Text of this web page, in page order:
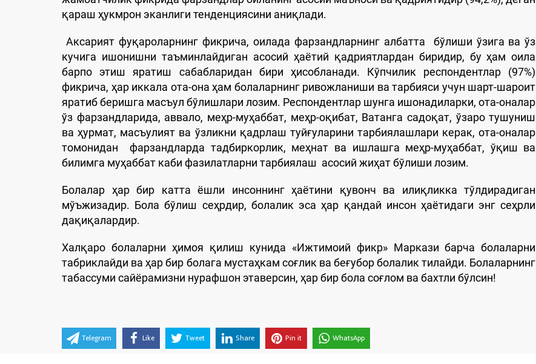
қараш ҳукмрон эканлиги тенденциясини аниқлади.
Аксарият фуқароларнинг фикрича, оилада фарзандларнинг албатта бўлиши ўзига ва ўз
кучига ишонишни таъминлайдиган асосий ҳаётий қадриятлардан биридир, бу ҳам оила
барпо этиш яратиш сабабларидан бири ҳисобланади. Кўпчилик респондентлар (97%)
фикрича, ҳар иккала ота-она ҳам болаларнинг ривожланиши ва тарбияси учун шарт-шароит
яратиб беришга масъул бўлишлари лозим. Респондентлар шунга ишонадиларки, ота-оналар
ўз фарзандларида, аввало, меҳр-муҳаббат, меҳр-оқибат, Ватанга садоқат, ўзаро тушуниш
ва ҳурмат, масъулият ва ўзликни қадрлаш туйғуларини тарбиялашлари керак, ота-оналар
томонидан фарзандларда тадбиркорлик, меҳнат ва ишлашга меҳр-муҳаббат, ўқиш ва
билимга муҳаббат каби фазилатларни тарбиялаш асосий жиҳат бўлиши лозим.
Болалар ҳар бир катта ёшли инсоннинг ҳаётини қувонч ва илиқликка тўлдирадиган
мўъжизадир. Бола бўлиш сеҳрдир, болалик эса ҳар қандай инсон ҳаётидаги энг сеҳрли
дақиқалардир.
Халқаро болаларни ҳимоя қилиш кунида «Ижтимоий фикр» Маркази барча болаларни
табриклайди ва ҳар бир болага мустаҳкам соғлик ва беғубор болалик тилайди. Болаларнинг
табассуми сайёрамизни нурафшон этаверсин, ҳар бир бола соғлом ва бахтли бўлсин!
Telegram Like Tweet Share Pin it WhatsApp